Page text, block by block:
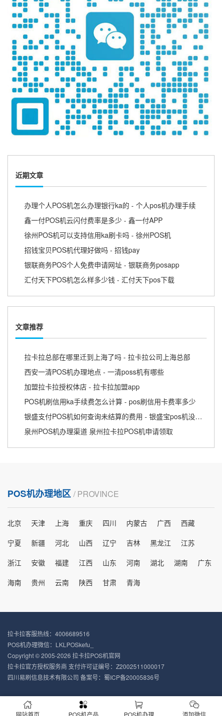
近期文章
办理个人POS机怎么办理银行ka的 - 个人pos机办理手续
鑫一付POS机云闪付费率是多少 - 鑫一付APP
徐州POS机可以支持信用ka刷卡吗 - 徐州POS机
招钱宝贝POS机代理好做吗 - 招钱pay
银联商务POS个人免费申请网址 - 银联商务posapp
汇付天下POS机怎么样多少钱 - 汇付天下pos下载
文章推荐
拉卡拉总部在哪里迁到上海了吗 - 拉卡拉公司上海总部
西安一清POS机办理地点 - 一清poss机有哪些
加盟拉卡拉授权体店 - 拉卡拉加盟app
POS机刷信用ka手续费怎么计算 - pos刷信用卡费率多少
银盛支付POS机如何查询未结算的费用 - 银盛宝pos机没到账
泉州POS机办理渠道 泉州拉卡拉POS机申请领取
POS机办理地区 / PROVINCE
北京 天津 上海 重庆 四川 内蒙古 广西
西藏
宁夏
新疆 河北 山西 辽宁 吉林 黑龙江
江苏
浙江
安徽 福建 江西 山东 河南 湖北 湖南
广东
海南
贵州 云南 陕西 甘肃 青海
拉卡拉客服热线：4006689516
POS机办理微信：LKLPOSkefu_
Copyright © 2005-2026 拉卡拉POS机官网
拉卡拉官方授权服务商 支付许可证编号：Z2002511000017
四川易刷信息技术有限公司 备案号： 蜀ICP备20005836号
网站首页 POS机产品 POS机办理 添加微信